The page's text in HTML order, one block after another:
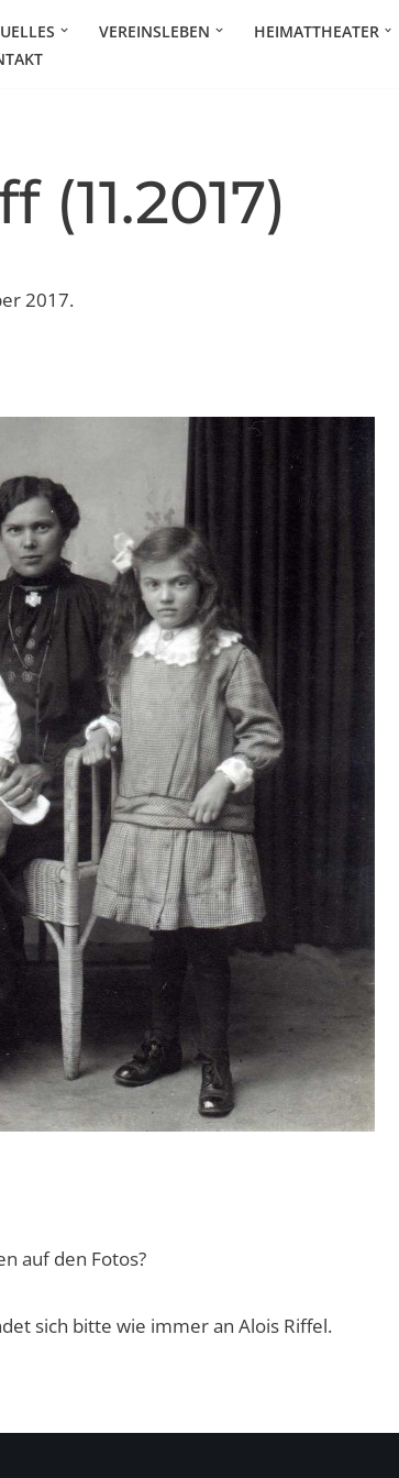
VEREINSLEBEN HEIMATTHEATER
(11.2017)
2017.
auf den Fotos?
sich bitte wie immer an Alois Riffel.